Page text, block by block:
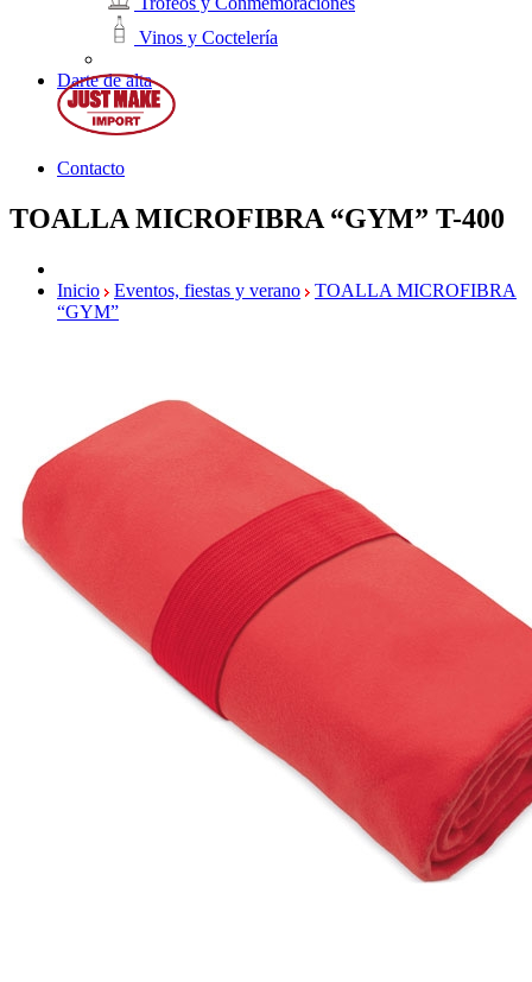
Vinos y Coctelería
Darte de alta
Contacto
TOALLA MICROFIBRA “GYM” T-400
Inicio Eventos, fiestas y verano
TOALLA MICROFIBRA
“GYM”